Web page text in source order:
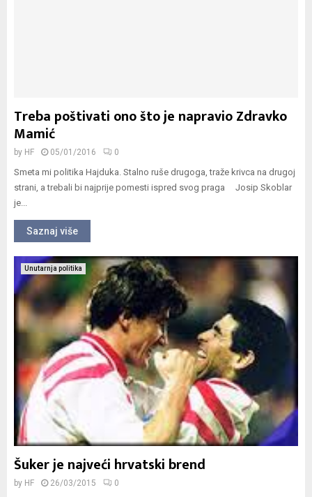
Treba poštivati ono što je napravio Zdravko
Mamić
by HF 05/01/2016 0
Smeta mi politika Hajduka. Stalno ruše drugoga, traže krivca na drugoj
strani, a trebali bi najprije pomesti ispred svog praga Josip Skoblar
je...
Saznaj više
Unutarnja politika
Šuker je najveći hrvatski brend
by HF 26/03/2015 0